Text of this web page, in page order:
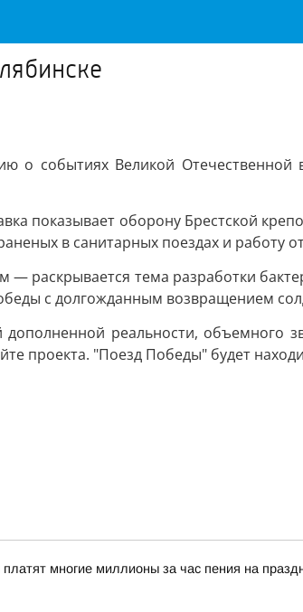
о событиях Великой
показывает оборону Брестской
в санитарных поездах и работу
— раскрывается тема разработки
с долгожданным возвращением
реальности, объемного
проекта. "Поезд Победы" будет
многие миллионы за час пения на